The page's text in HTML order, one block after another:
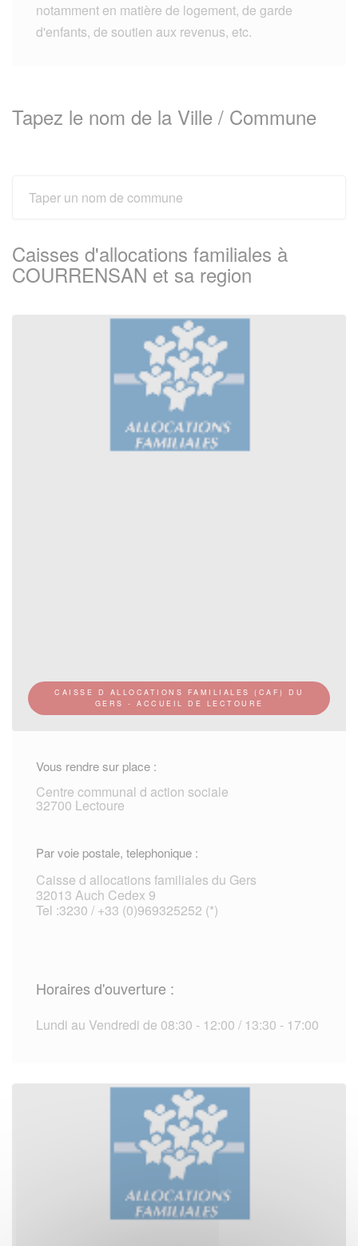
notamment en matière de logement, de garde
d'enfants, de soutien aux revenus, etc.
Tapez le nom de la Ville / Commune
Caisses d'allocations familiales à
COURRENSAN et sa region
CAISSE D ALLOCATIONS FAMILIALES (CAF) DU
GERS - ACCUEIL DE LECTOURE
Vous rendre sur place :
Centre communal d action sociale
32700 Lectoure
Par voie postale, telephonique :
Caisse d allocations familiales du Gers
32013 Auch Cedex 9
Tel :3230 / +33 (0)969325252 (*)
Horaires d'ouverture :
Lundi au Vendredi de 08:30 - 12:00 / 13:30 - 17:00